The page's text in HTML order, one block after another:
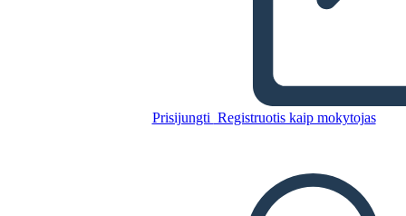
Prisijungti Registruotis kaip mokytojas
Nukopijuokite šią siužetinę lentą
PALEISTI SKAIDRIŲ DEMONSTRACIJĄ